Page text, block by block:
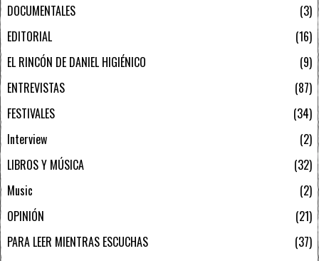
DOCUMENTALES
3
EDITORIAL
16
EL RINCÓN DE DANIEL HIGIÉNICO
9
ENTREVISTAS
87
FESTIVALES
34
Interview
2
LIBROS Y MÚSICA
32
Music
2
OPINIÓN
21
PARA LEER MIENTRAS ESCUCHAS
37